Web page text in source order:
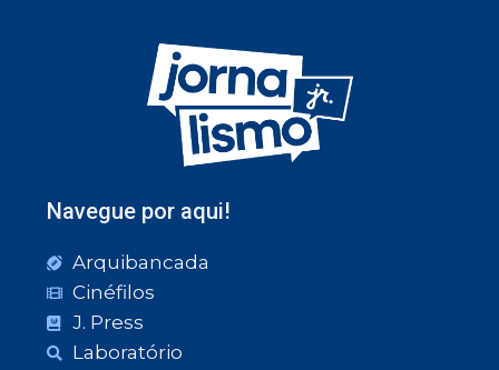
Navegue por aqui!
Arquibancada
Cinéfilos
J. Press
Laboratório